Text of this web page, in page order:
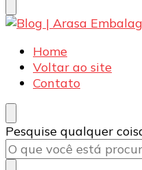
Blog | Arasa Embalagens
Confira conteúdos
doces e salgados.
qualidade Arasa. Leia
Home
Voltar ao site
Contato
Procurando
algo?
Pesquise qualquer